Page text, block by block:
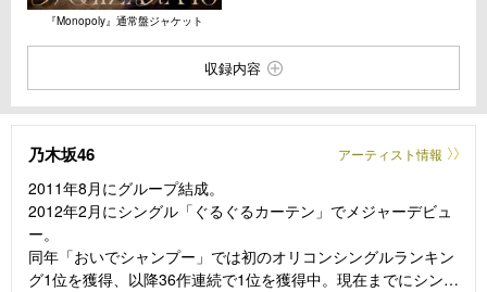
『Monopoly』通常盤ジャケット
収録内容
乃木坂46 アーティスト情報
2011年8月にグループ結成。
2012年2月にシングル「ぐるぐるカーテン」でメジャーデビュ
ー。
同年「おいでシャンプー」では初のオリコンシングルランキン
グ1位を獲得、以降36作連続で1位を獲得中。現在までにシング